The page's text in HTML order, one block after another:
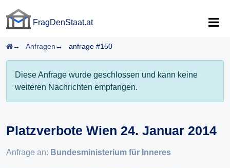
FragDenStaat.at
Startseite
Anfragen anfrage #150
Diese Anfrage wurde geschlossen und kann keine
weiteren Nachrichten empfangen.
Platzverbote Wien 24. Januar 2014
Anfrage an: Bundesministerium für Inneres